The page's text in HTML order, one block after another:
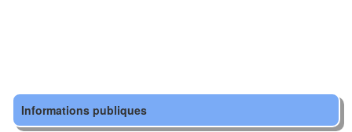
Informations publiques